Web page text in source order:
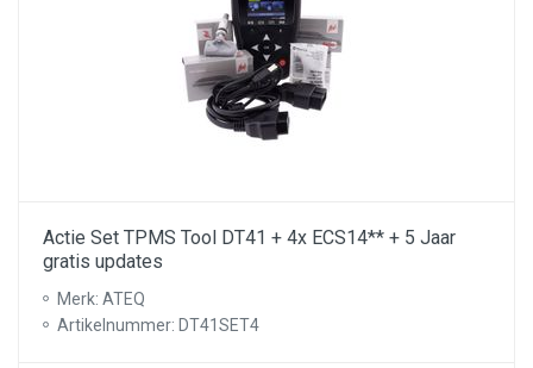
Actie Set TPMS Tool DT41 + 4x ECS14** + 5 Jaar
gratis updates
Merk: ATEQ
Artikelnummer: DT41SET4